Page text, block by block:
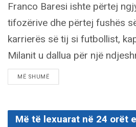
Franco Baresi ishte përtej
tifozërive dhe përtej fushës
karrierës së tij si futbollist,
Milanit u dallua për një
MË SHUMËDETAILS
Më të lexuarat në 24 orët